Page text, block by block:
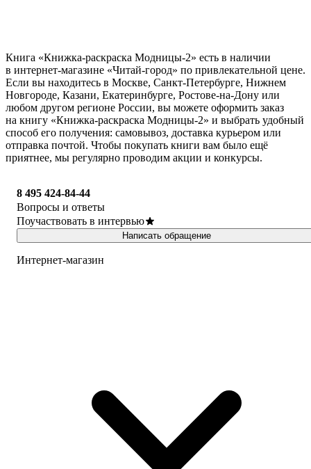
Книга «Книжка-раскраска Модницы-2» есть в наличии
в интернет-магазине «Читай-город» по привлекательной цене.
Если вы находитесь в Москве, Санкт-Петербурге, Нижнем
Новгороде, Казани, Екатеринбурге, Ростове-на-Дону или
любом другом регионе России, вы можете оформить заказ
на книгу «Книжка-раскраска Модницы-2» и выбрать удобный
способ его получения: самовывоз, доставка курьером или
отправка почтой. Чтобы покупать книги вам было ещё
приятнее, мы регулярно проводим акции и конкурсы.
8 495 424-84-44
Вопросы и ответы
Поучаствовать в интервью
Написать обращение
Интернет-магазин